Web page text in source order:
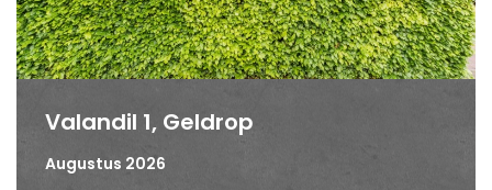
Valandil 1, Geldrop
Augustus 2026